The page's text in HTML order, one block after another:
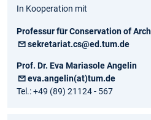
In Kooperation mit
Professur für Conservation of
sekretariat.cs@ed.tum.de
Prof. Dr. Eva Mariasole Angelin
eva.angelin(at)tum.de
Tel.: +49 (89) 21124 - 567